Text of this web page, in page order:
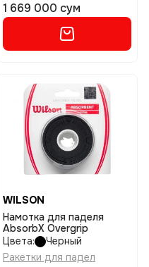
1 669 000 сум
WILSON
Намотка для паделя
AbsorbX Overgrip
Цвета:
Черный
Ракетки для падел